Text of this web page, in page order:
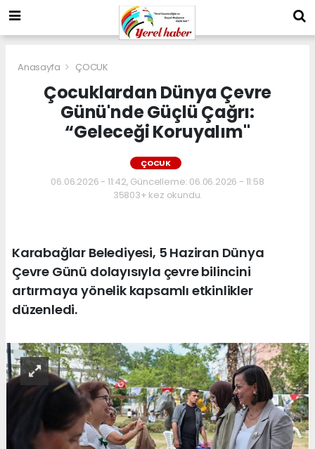
Anasayfa ÇOCUK
Çocuklardan Dünya Çevre
Günü'nde Güçlü Çağrı:
“Geleceği Koruyalım"
ÇOCUK
06.06.2026 - 11:42, Güncelleme: 06.06.2026 - 11:58
35803+ kez okundu.
Karabağlar Belediyesi, 5 Haziran Dünya
Çevre Günü dolayısıyla çevre bilincini
artırmaya yönelik kapsamlı etkinlikler
düzenledi.